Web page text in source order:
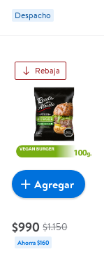
Abuelo
Despacho
Rebaja
$990 $1.150
Ahorra $160
Agregar